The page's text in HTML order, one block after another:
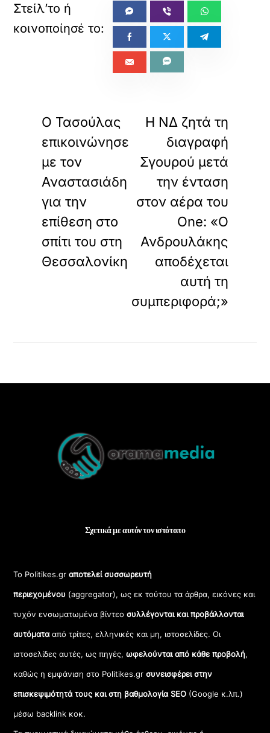
Ο Τασούλας
επικοινώνησε
με τον
Αναστασιάδη
για την
επίθεση στο
σπίτι του στη
Θεσσαλονίκη
Η ΝΔ ζητά τη
διαγραφή
Σγουρού μετά
την ένταση
στον αέρα του
One: «Ο
Ανδρουλάκης
αποδέχεται
αυτή τη
συμπεριφορά;»
Top
Σχετικά με αυτόν τον ιστότοπο
Το Politikes.grαποτελεί συσσωρευτή
περιεχομένου (aggregator), ως εκ τούτου τα άρθρα, εικόνες και
τυχόν ενσωματωμένα βίντεοσυλλέγονται και προβάλλονται
αυτόματααπό τρίτες, ελληνικές και μη, ιστοσελίδες. Οι
ιστοσελίδες αυτές, ως πηγές,ωφελούνται από κάθε προβολή,
καθώς η εμφάνιση στο Politikes.gr συνεισφέρει στην
επισκεψιμότητά τους και στη βαθμολογία SEO (Google κ.λπ.)
μέσω backlink κοκ.